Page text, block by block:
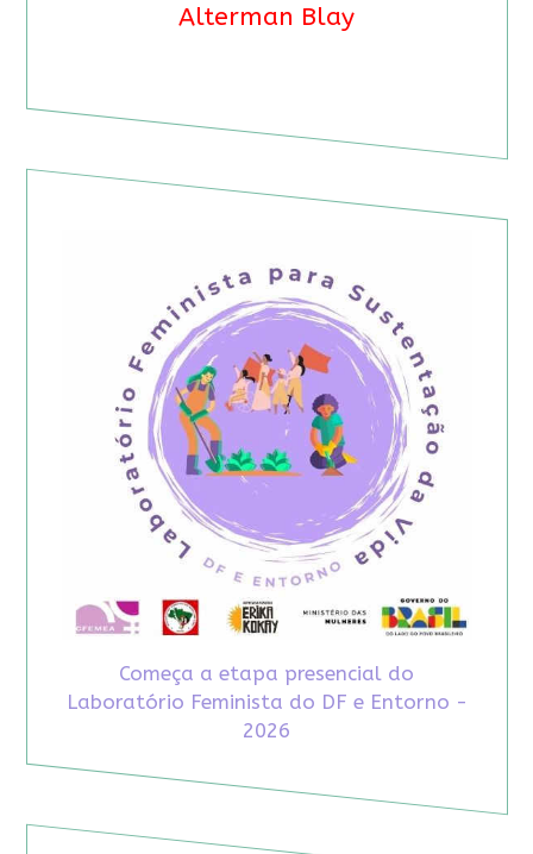
Alterman Blay
Começa a etapa presencial do
Laboratório Feminista do DF e Entorno -
2026